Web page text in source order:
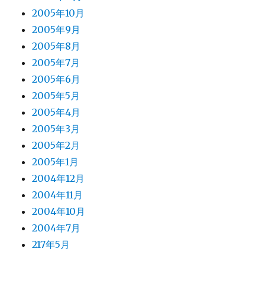
2005年10月
2005年9月
2005年8月
2005年7月
2005年6月
2005年5月
2005年4月
2005年3月
2005年2月
2005年1月
2004年12月
2004年11月
2004年10月
2004年7月
217年5月